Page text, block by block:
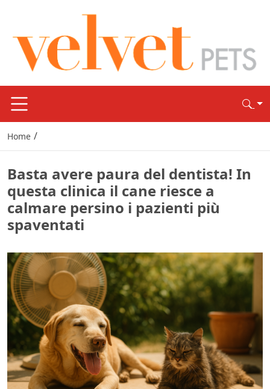
Home /
Basta avere paura del dentista! In
questa clinica il cane riesce a
calmare persino i pazienti più
spaventati